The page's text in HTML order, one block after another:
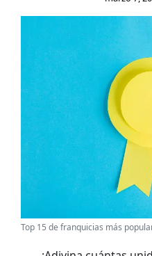
Top 15 de franquicias más